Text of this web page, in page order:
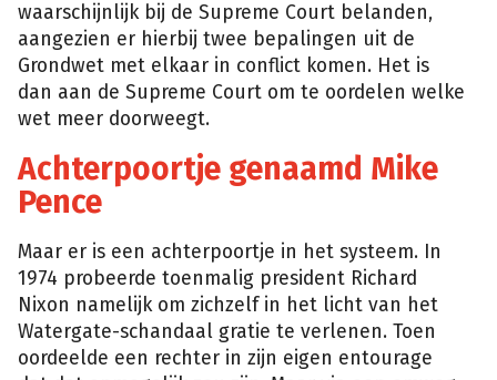
waarschijnlijk bij de Supreme Court belanden,
aangezien er hierbij twee bepalingen uit de
Grondwet met elkaar in conflict komen. Het is
dan aan de Supreme Court om te oordelen welke
wet meer doorweegt.
Achterpoortje genaamd Mike
Pence
Maar er is een achterpoortje in het systeem. In
1974 probeerde toenmalig president Richard
Nixon namelijk om zichzelf in het licht van het
Watergate-schandaal gratie te verlenen. Toen
oordeelde een rechter in zijn eigen entourage